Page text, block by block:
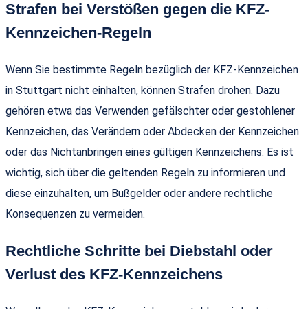
Strafen bei Verstößen gegen die KFZ-
Kennzeichen-Regeln
Wenn Sie bestimmte Regeln bezüglich der KFZ-Kennzeichen
in Stuttgart nicht einhalten, können Strafen drohen. Dazu
gehören etwa das Verwenden gefälschter oder gestohlener
Kennzeichen, das Verändern oder Abdecken der Kennzeichen
oder das Nichtanbringen eines gültigen Kennzeichens. Es ist
wichtig, sich über die geltenden Regeln zu informieren und
diese einzuhalten, um Bußgelder oder andere rechtliche
Konsequenzen zu vermeiden.
Rechtliche Schritte bei Diebstahl oder
Verlust des KFZ-Kennzeichens